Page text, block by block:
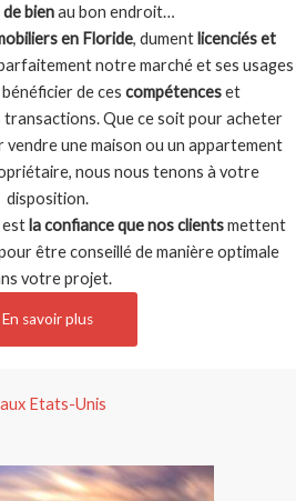
bienau bon endroit…
en Floride, dument licenciés et
notre marché et ses usages
de ces compétenceset
Que ce soit pour acheter
une maison ou un appartement
nous nous tenons à votre
disposition.
est la confiance que nos clientsmettent
être conseillé de manière optimale
votre projet.
En savoir plus
Etats-Unis